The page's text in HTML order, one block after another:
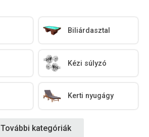
Biliárdasztal
Kézi súlyzó
Kerti nyugágy
További kategóriák